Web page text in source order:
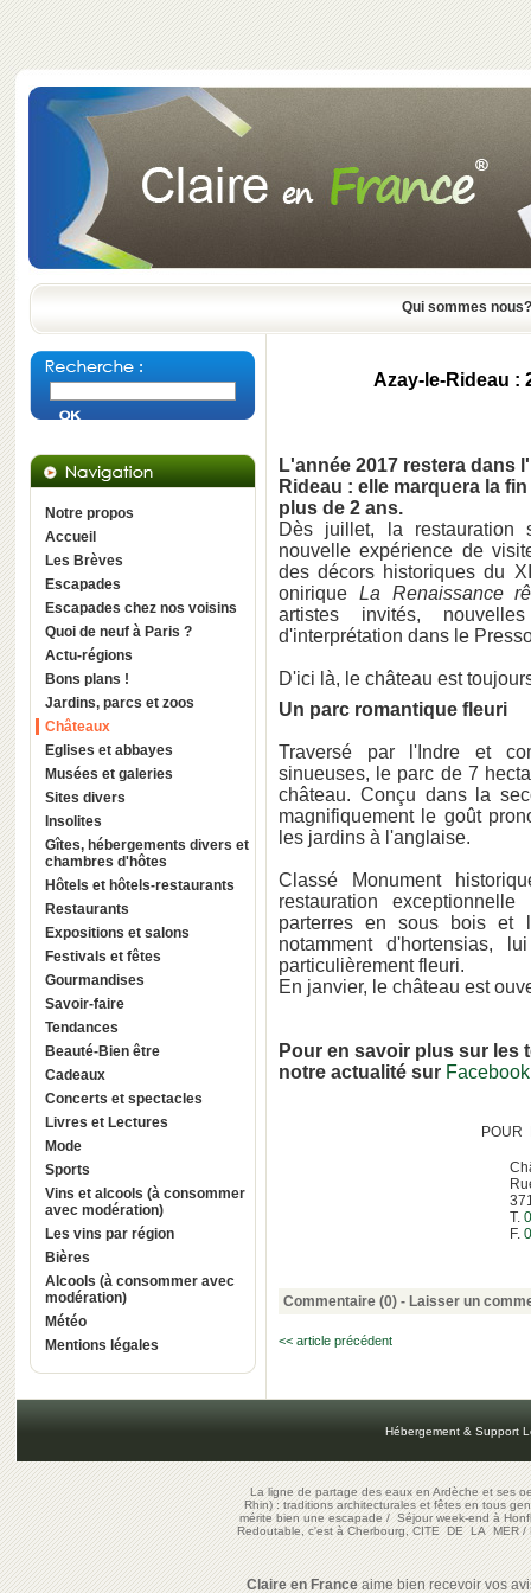
Qui sommes nous?
Notre propos
Accueil
Les Brèves
Escapades
Escapades chez nos voisins
Quoi de neuf à Paris ?
Actu-régions
Bons plans !
Jardins, parcs et zoos
Châteaux
Eglises et abbayes
Musées et galeries
Sites divers
Insolites
Gîtes, hébergements divers et
chambres d'hôtes
Hôtels et hôtels-restaurants
Restaurants
Expositions et salons
Festivals et fêtes
Gourmandises
Savoir-faire
Tendances
Beauté-Bien être
Cadeaux
Concerts et spectacles
Livres et Lectures
Mode
Sports
Vins et alcools (à consommer
avec modération)
Les vins par région
Bières
Alcools (à consommer avec
modération)
Météo
Mentions légales
Azay-le-Rideau :
L'année 2017 restera dans
Rideau : elle marquera la
plus de 2 ans.
Dès juillet, la restauration
nouvelle expérience de
des décors historiques du
onirique La Renaissance
artistes invités,
d'interprétation dans le
D'ici là, le château est
Un parc romantique fleuri
Traversé par l'Indre et
sinueuses, le parc de 7
château. Conçu dans la
magnifiquement le goût
les jardins à l'anglaise.
Classé Monument
restauration
parterres en sous bois et
notamment d'hortensias,
particulièrement fleuri.
En janvier, le château est
Pour en savoir plus sur les
notre actualité sur Facebook
POUR
T.
F.
Commentaire (0) - Laisser un
<< article précédent
Hébergement & Support
La ligne de partage des eaux en Ardèche et ses
Rhin) : traditions architecturales et fêtes en tous
mérite bien une escapade/Séjour week-end à
Redoutable, c'est à Cherbourg, CITE DE LA MER/
Claire en Franceaime bien recevoir vos